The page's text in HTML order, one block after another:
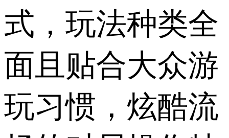
式，玩法种类全
面且贴合大众游
玩习惯，炫酷流